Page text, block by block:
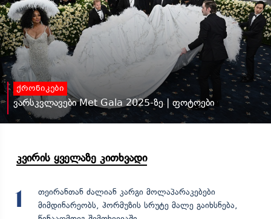
ქრონიკები
ვარსკვლავები Met Gala 2025-ზე | ფოტოები
კვირის ყველაზე კითხვადი
1
თეირანთან ძალიან კარგი მოლაპარაკებები
მიმდინარეობს, ჰორმუზის სრუტე მალე გაიხსნება,